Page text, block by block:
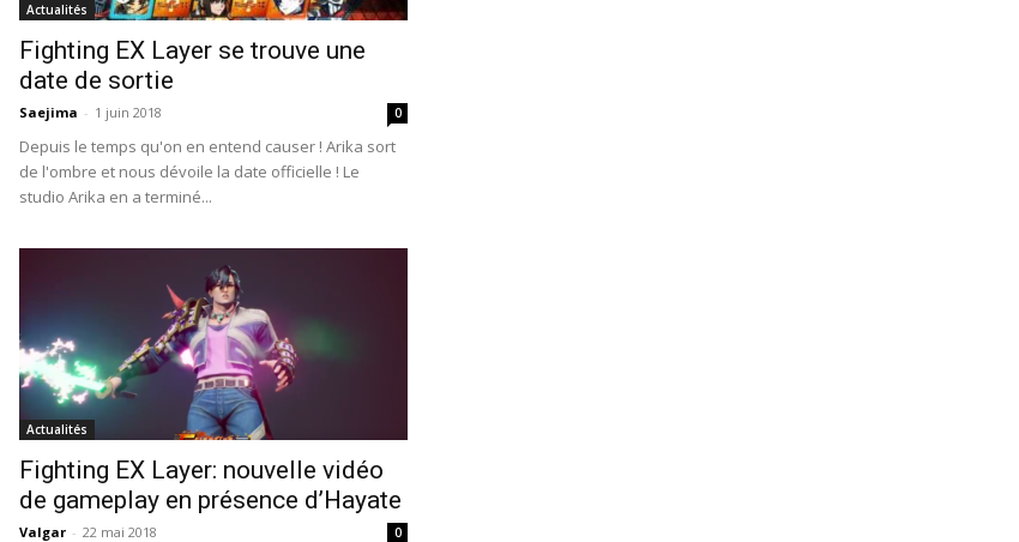
Actualités
Fighting EX Layer se trouve une
date de sortie
Saejima - 1 juin 2018 0
Depuis le temps qu'on en entend causer ! Arika sort
de l'ombre et nous dévoile la date officielle ! Le
studio Arika en a terminé...
Actualités
Fighting EX Layer: nouvelle vidéo
de gameplay en présence d’Hayate
Valgar - 22 mai 2018 0